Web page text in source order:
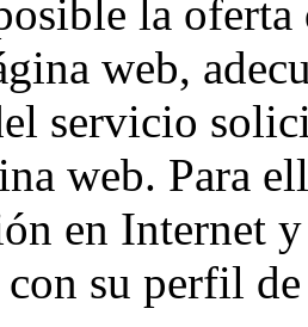
la
web,
servicio
web. Para
en Internet
su perfil